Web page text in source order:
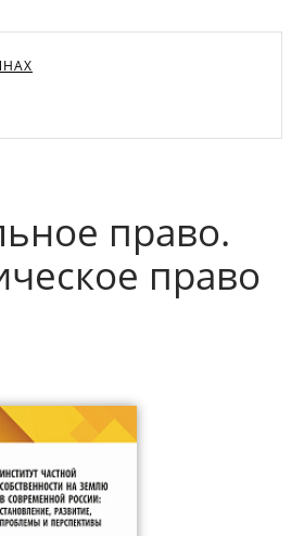
право.
право